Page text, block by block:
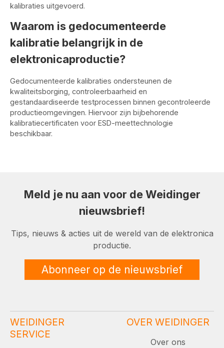
kalibraties uitgevoerd.
Waarom is gedocumenteerde
kalibratie belangrijk in de
elektronicaproductie?
Gedocumenteerde kalibraties ondersteunen de
kwaliteitsborging, controleerbaarheid en
gestandaardiseerde testprocessen binnen gecontroleerde
productieomgevingen. Hiervoor zijn bijbehorende
kalibratiecertificaten voor ESD-meettechnologie
beschikbaar.
Meld je nu aan voor de Weidinger
nieuwsbrief!
Tips, nieuws & acties uit de wereld van de elektronica
productie.
Abonneer op de nieuwsbrief
WEIDINGER
SERVICE
OVER WEIDINGER
Over ons